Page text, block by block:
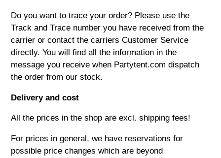
Do you want to trace your order? Please use the
Track and Trace number you have received from the
carrier or contact the carriers Customer Service
directly. You will find all the information in the
message you receive when Partytent.com dispatch
the order from our stock.
Delivery and cost
All the prices in the shop are excl. shipping fees!
For prices in general, we have reservations for
possible price changes which are beyond